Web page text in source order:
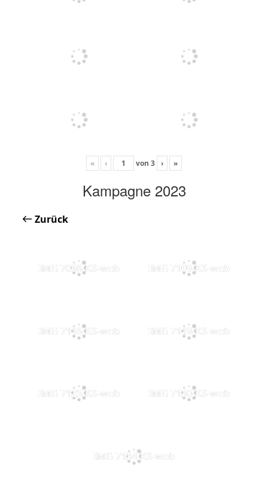
« ‹ von 3 › »
Kampagne 2023
Zurück
IMG 7098-KS-web IMG 7109-KS-web
IMG 7116-KS-web IMG 7119-KS-web
IMG 7123-KS-web IMG 7130-KS-web
IMG 7134-KS-web